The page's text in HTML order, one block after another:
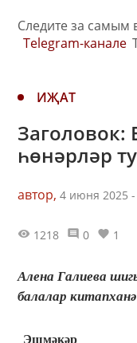
Следите за
Telegram-канале
ИҖАТ
Заголовок:
һөнәрләр
автор, 4 июня 2025 -
1218 0 1
Алена Галиева
балалар
Эшмәкәр